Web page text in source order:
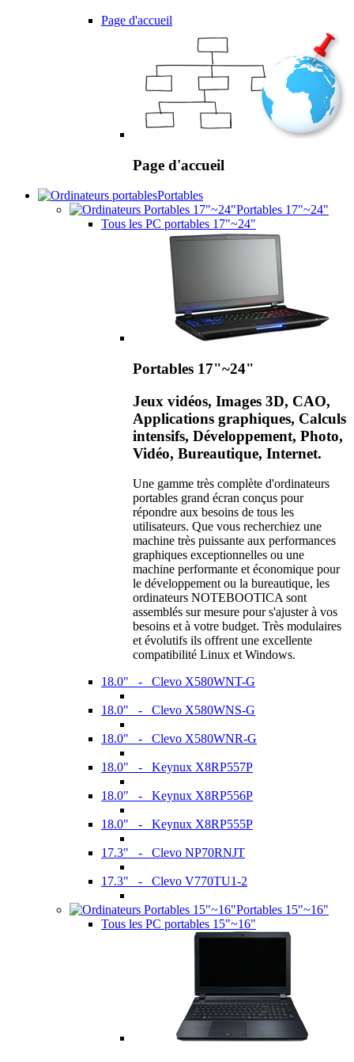
Page d'accueil
Page d'accueil
Portables
Portables 17"~24"
Tous les PC portables 17"~24"
Portables 17"~24"
Jeux vidéos, Images 3D, CAO,
Applications graphiques, Calculs
intensifs, Développement, Photo,
Vidéo, Bureautique, Internet.
Une gamme très complète d'ordinateurs
portables grand écran conçus pour
répondre aux besoins de tous les
utilisateurs. Que vous recherchiez une
machine très puissante aux performances
graphiques exceptionnelles ou une
machine performante et économique pour
le développement ou la bureautique, les
ordinateurs NOTEBOOTICA sont
assemblés sur mesure pour s'ajuster à vos
besoins et à votre budget. Très modulaires
et évolutifs ils offrent une excellente
compatibilité Linux et Windows.
18.0" - Clevo X580WNT-G
18.0" - Clevo X580WNS-G
18.0" - Clevo X580WNR-G
18.0" - Keynux X8RP557P
18.0" - Keynux X8RP556P
18.0" - Keynux X8RP555P
17.3" - Clevo NP70RNJT
17.3" - Clevo V770TU1-2
Portables 15"~16"
Tous les PC portables 15"~16"